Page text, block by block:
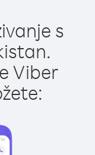
s
Viber